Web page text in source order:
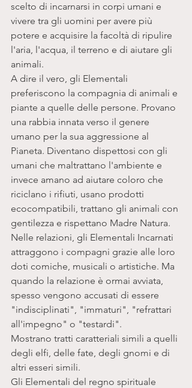
scelto di incarnarsi in corpi umani e
vivere tra gli uomini per avere più
potere e acquisire la facoltà di ripulire
l'aria, l'acqua, il terreno e di aiutare gli
animali.
A dire il vero, gli Elementali
preferiscono la compagnia di animali e
piante a quelle delle persone. Provano
una rabbia innata verso il genere
umano per la sua aggressione al
Pianeta. Diventano dispettosi con gli
umani che maltrattano l'ambiente e
invece amano ad aiutare coloro che
riciclano i rifiuti, usano prodotti
ecocompatibili, trattano gli animali con
gentilezza e rispettano Madre Natura.
Nelle relazioni, gli Elementali Incarnati
attraggono i compagni grazie alle loro
doti comiche, musicali o artistiche. Ma
quando la relazione è ormai avviata,
spesso vengono accusati di essere
"indisciplinati", "immaturi", "refrattari
all'impegno" o "testardi".
Mostrano tratti caratteriali simili a quelli
degli elfi, delle fate, degli gnomi e di
altri esseri simili.
Gli Elementali del regno spirituale